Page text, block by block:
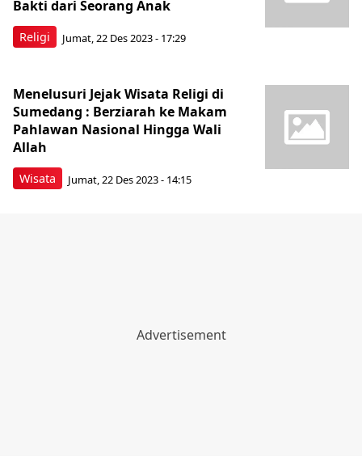
Religi
Bakti dari Seorang Anak
Jumat, 22 Des 2023 - 17:29
Wisata
Menelusuri Jejak Wisata Religi di
Sumedang : Berziarah ke Makam
Pahlawan Nasional Hingga Wali
Allah
Jumat, 22 Des 2023 - 14:15